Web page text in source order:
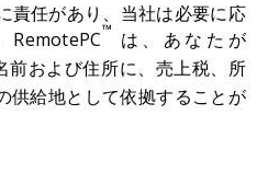
責任があり、当社は必要に応
™ は、あなたが
前および住所に、売上税、所
供給地として依拠することが